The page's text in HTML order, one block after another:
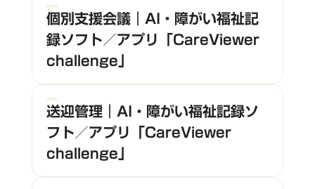
個別支援会議｜AI・障がい福祉記
録ソフト／アプリ「CareViewer
challenge」
送迎管理｜AI・障がい福祉記録ソ
フト／アプリ「CareViewer
challenge」